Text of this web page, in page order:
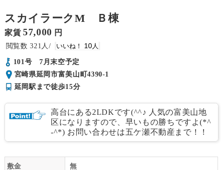
スカイラークM Ｂ棟
家賃 57,000 円
321
10
101号 7月末空予定
宮崎県延岡市富美山町4390-1
延岡駅まで徒歩15分
高台にある2LDKです(^^♪ 人気の富美山地
区になりますので、早いもの勝ちですよ(*^
-^*) お問い合わせは五ケ瀬不動産まで！！
敷金 無